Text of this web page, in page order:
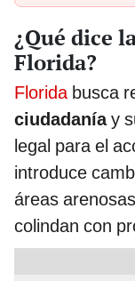
¿Qué dice
Florida?
Floridabusca
ciudadaníay
legal para el
introduce
áreas
colindan con